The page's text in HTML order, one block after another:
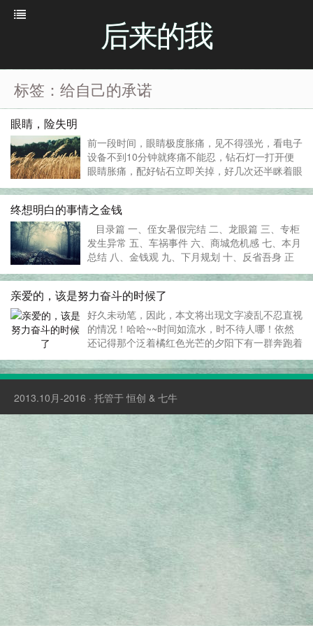
后来的我
标签：给自己的承诺
眼睛，险失明
前一段时间，眼睛极度胀痛，见不得强光，看电子
设备不到10分钟就疼痛不能忍，钻石灯一打开便
眼睛胀痛，配好钻石立即关掉，好几次还半眯着眼
睛强忍着不去看灯光，几天后，连自然太阳光都想
一键摁掉。。 视力短时间内急速下降，严重时还
会头晕恶心想吐-。- 这个世界从来不会给主动...
终想明白的事情之金钱
目录篇 一、侄女暑假完结 二、龙眼篇 三、专柜
发生异常 五、车祸事件 六、商城危机感 七、本月
总结 八、金钱观 九、下月规划 十、反省吾身 正
式篇 一：侄女千辛万苦终于脱离暑假魔爪，好后
悔没有陪她四处游走，仅陪伴她去超市扫货心里真
心有些过意不去...
亲爱的，该是努力奋斗的时候了
好久未动笔，因此，本文将出现文字凌乱不忍直视
的情况！哈哈~~时间如流水，时不待人哪！依然
还记得那个泛着橘红色光芒的夕阳下有一群奔跑着
的人儿，如今转眼间数年已过，也只能叹一声物是
人非！ 那个时候的我承受力比较弱，经常被作业
色~~ 今天到此...
2013.10月-2016 · 托管于恒创 & 七牛